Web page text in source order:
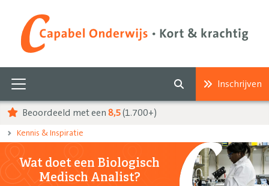
Inschrijven
Beoordeeld met een 8,5(1.700+)
Kennis & Inspiratie
Wat doet een Biologisch
Medisch Analist?